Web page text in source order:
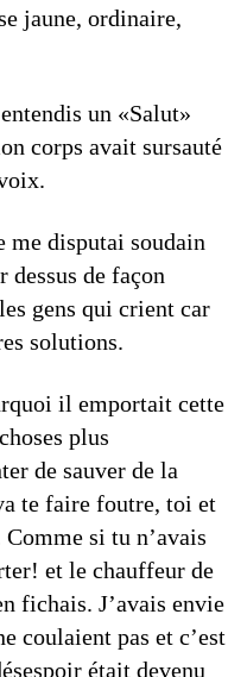
jaune, ordinaire,
un «Salut»
corps avait sursauté
me disputai soudain
de façon
gens qui crient car
solutions.
il emportait cette
plus
de sauver de la
te faire foutre, toi et
si tu n’avais
et le chauffeur de
fichais. J’avais envie
coulaient pas et c’est
était devenu